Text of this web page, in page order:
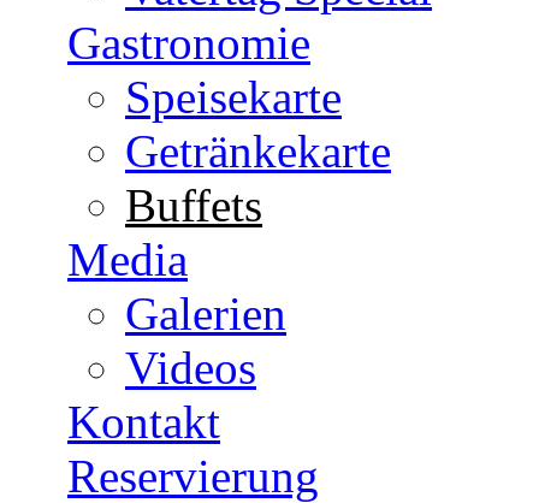
Gastronomie
Speisekarte
Getränkekarte
Buffets
Media
Galerien
Videos
Kontakt
Reservierung